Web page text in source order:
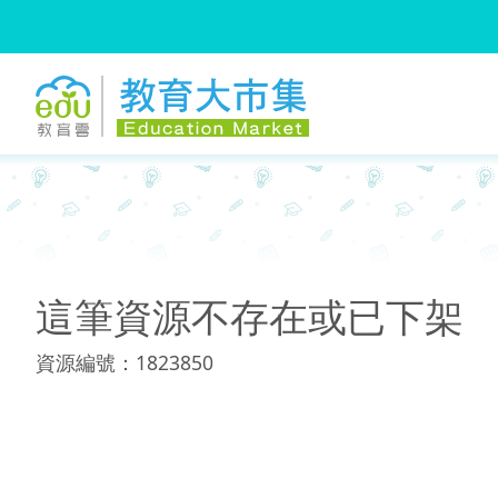
:::
這筆資源不存在或已下架
資源編號：1823850